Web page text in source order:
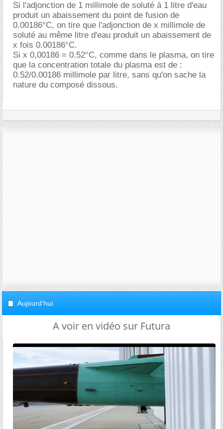
Si l'adjonction de 1 millimole de soluté à 1 litre d'eau
produit un abaissement du point de fusion de
0.00186°C, on tire que l'adjonction de x millimole de
soluté au même litre d'eau produit un abaissement de
x fois 0.00186°C.
Si x 0,00186 = 0.52°C, comme dans le plasma, on tire
que la concentration totale du plasma est de :
0.52/0.00186 millimole par litre, sans qu'on sache la
nature du composé dissous.
Aujourd'hui
A voir en vidéo sur Futura